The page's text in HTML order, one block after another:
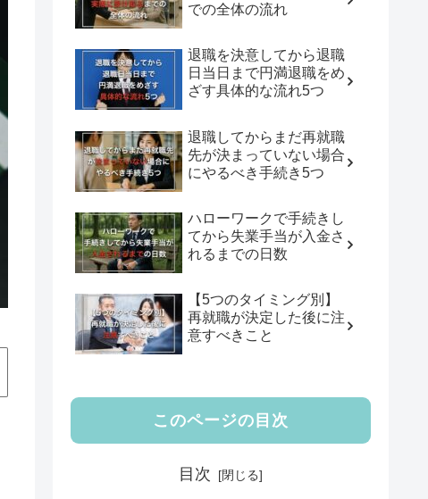
での全体の流れ
退職を決意してから退職
日当日まで円満退職をめ
ざす具体的な流れ5つ
退職してからまだ再就職
先が決まっていない場合
にやるべき手続き5つ
ハローワークで手続きし
てから失業手当が入金さ
れるまでの日数
【5つのタイミング別】
再就職が決定した後に注
意すべきこと
このページの目次
目次